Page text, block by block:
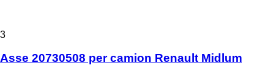
3
Asse 20730508 per camion Renault Midlum